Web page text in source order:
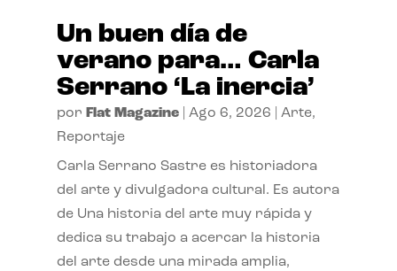
Un buen día de
verano para… Carla
Serrano ‘La inercia’
por Flat Magazine| Ago 6, 2026 Arte,
Reportaje
Carla Serrano Sastre es historiadora
del arte y divulgadora cultural. Es autora
de Una historia del arte muy rápida y
dedica su trabajo a acercar la historia
del arte desde una mirada amplia,